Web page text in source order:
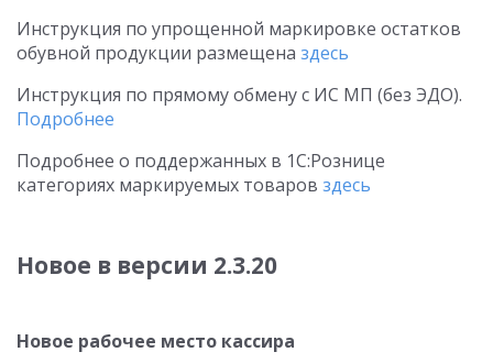
Инструкция по упрощенной маркировке остатков
обувной продукции размещена здесь
Инструкция по прямому обмену с ИС МП (без ЭДО).
Подробнее
Подробнее о поддержанных в 1С:Рознице
категориях маркируемых товаров здесь
Новое в версии 2.3.20
Новое рабочее место кассира